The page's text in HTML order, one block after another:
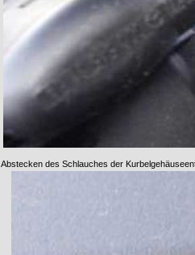
Abstecken des Schlauches der